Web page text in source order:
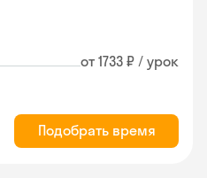
от 1733 ₽ / урок
Подобрать время